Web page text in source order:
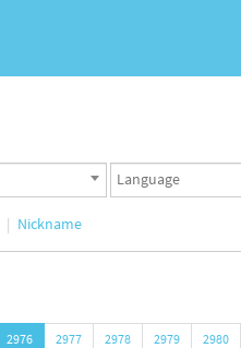
Languages
set
Nickname
2976 2977 2978 2979 2980